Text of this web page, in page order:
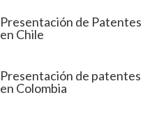
Presentación de Patentes
en Chile
Presentación de patentes
en Colombia